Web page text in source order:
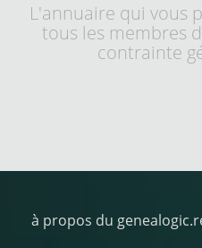
L'annuaire qui vous
tous les membres
contrainte
à propos du